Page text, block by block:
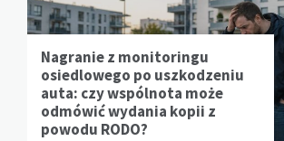
Nagranie z monitoringu
osiedlowego po uszkodzeniu
auta: czy wspólnota może
odmówić wydania kopii z
powodu RODO?